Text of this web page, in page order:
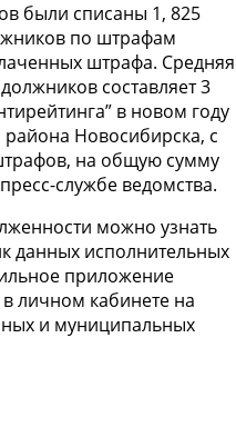
были списаны 1, 825
по штрафам
штрафа. Средняя
составляет 3
в новом году
района Новосибирска, с
на общую сумму
службе ведомства.
можно узнать
данных исполнительных
приложение
личном кабинете на
и муниципальных